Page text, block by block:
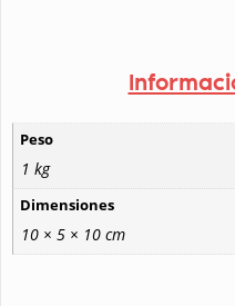
Peso
1 kg
Dimensiones
10 × 5 × 10 cm